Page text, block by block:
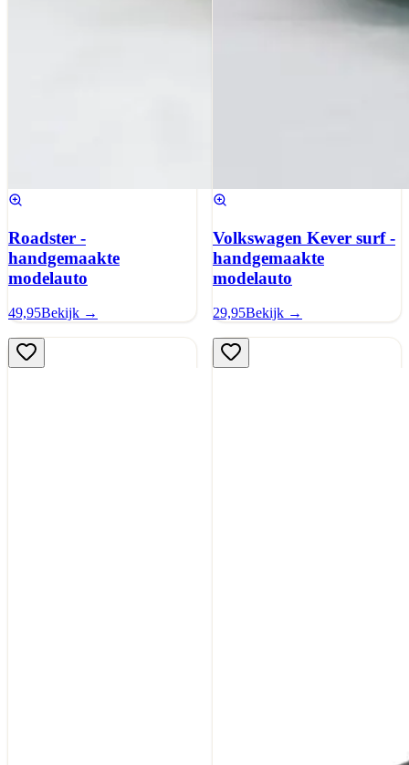
Roadster -
handgemaakte
modelauto
49,95Bekijk →
Volkswagen Kever surf -
handgemaakte
modelauto
29,95Bekijk →